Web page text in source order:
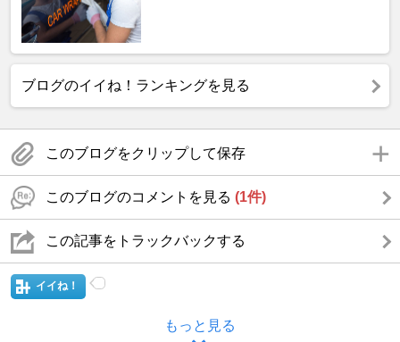
ブログのイイね！ランキングを見る
このブログをクリップして保存
このブログのコメントを見る (1件)
この記事をトラックバックする
イイね！
もっと見る